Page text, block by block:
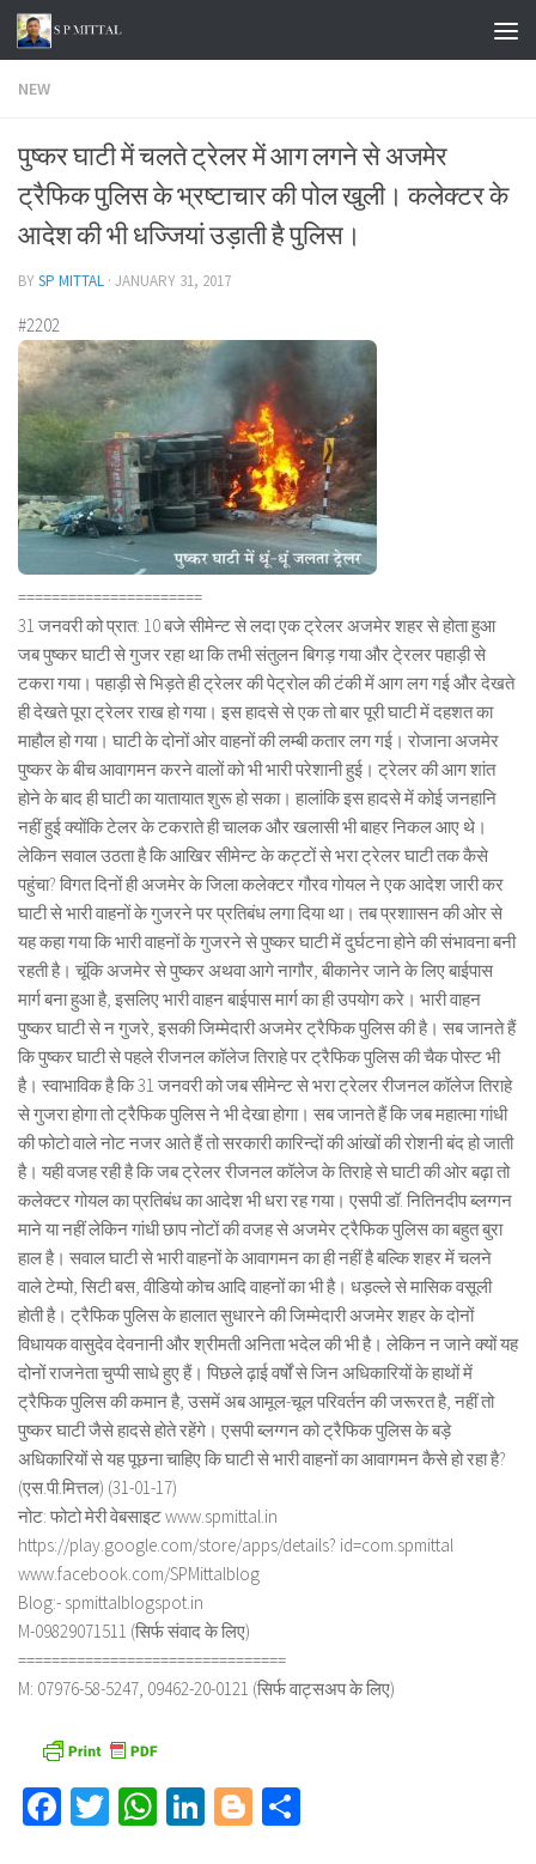
Skip to content
NEW
पुष्कर घाटी में चलते ट्रेलर में आग लगने से अजमेर
ट्रैफिक पुलिस के भ्रष्टाचार की पोल खुली। कलेक्टर के
आदेश की भी धज्जियां उड़ाती है पुलिस।
BYSP MITTAL · JANUARY 31, 2017
#2202
======================
31 जनवरी को प्रात: 10 बजे सीमेन्ट से लदा एक ट्रेलर अजमेर शहर से होता हुआ
जब पुष्कर घाटी से गुजर रहा था कि तभी संतुलन बिगड़ गया और टे्रलर पहाड़ी से
टकरा गया। पहाड़ी से भिड़ते ही ट्रेलर की पेट्रोल की टंकी में आग लग गई और देखते
ही देखते पूरा ट्रेलर राख हो गया। इस हादसे से एक तो बार पूरी घाटी में दहशत का
माहौल हो गया। घाटी के दोनों ओर वाहनों की लम्बी कतार लग गई। रोजाना अजमेर
पुष्कर के बीच आवागमन करने वालों को भी भारी परेशानी हुई। ट्रेलर की आग शांत
होने के बाद ही घाटी का यातायात शुरू हो सका। हालांकि इस हादसे में कोई जनहानि
नहीं हुई क्योंकि टेलर के टकराते ही चालक और खलासी भी बाहर निकल आए थे।
लेकिन सवाल उठता है कि आखिर सीमेन्ट के कट्टों से भरा ट्रेलर घाटी तक कैसे
पहुंचा? विगत दिनों ही अजमेर के जिला कलेक्टर गौरव गोयल ने एक आदेश जारी कर
घाटी से भारी वाहनों के गुजरने पर प्रतिबंध लगा दिया था। तब प्रशाासन की ओर से
यह कहा गया कि भारी वाहनों के गुजरने से पुष्कर घाटी में दुर्घटना होने की संभावना बनी
रहती है। चूंकि अजमेर से पुष्कर अथवा आगे नागौर, बीकानेर जाने के लिए बाईपास
मार्ग बना हुआ है, इसलिए भारी वाहन बाईपास मार्ग का ही उपयोग करे। भारी वाहन
पुष्कर घाटी से न गुजरे, इसकी जिम्मेदारी अजमेर ट्रैफिक पुलिस की है। सब जानते हैं
कि पुष्कर घाटी से पहले रीजनल कॉलेज तिराहे पर ट्रैफिक पुलिस की चैक पोस्ट भी
है। स्वाभाविक है कि 31 जनवरी को जब सीमेन्ट से भरा ट्रेलर रीजनल कॉलेज तिराहे
से गुजरा होगा तो ट्रैफिक पुलिस ने भी देखा होगा। सब जानते हैं कि जब महात्मा गांधी
की फोटो वाले नोट नजर आते हैं तो सरकारी कारिन्दों की आंखों की रोशनी बंद हो जाती
है। यही वजह रही है कि जब ट्रेलर रीजनल कॉलेज के तिराहे से घाटी की ओर बढ़ा तो
कलेक्टर गोयल का प्रतिबंध का आदेश भी धरा रह गया। एसपी डॉ. नितिनदीप ब्लग्गन
माने या नहीं लेकिन गांधी छाप नोटों की वजह से अजमेर ट्रैफिक पुलिस का बहुत बुरा
हाल है। सवाल घाटी से भारी वाहनों के आवागमन का ही नहीं है बल्कि शहर में चलने
वाले टेम्पो, सिटी बस, वीडियो कोच आदि वाहनों का भी है। धड़ल्ले से मासिक वसूली
होती है। ट्रैफिक पुलिस के हालात सुधारने की जिम्मेदारी अजमेर शहर के दोनों
विधायक वासुदेव देवनानी और श्रीमती अनिता भदेल की भी है। लेकिन न जाने क्यों यह
दोनों राजनेता चुप्पी साधे हुए हैं। पिछले ढ़ाई वर्षों से जिन अधिकारियों के हाथों में
ट्रैफिक पुलिस की कमान है, उसमें अब आमूल-चूल परिवर्तन की जरूरत है, नहीं तो
पुष्कर घाटी जैसे हादसे होते रहेंगे। एसपी ब्लग्गन को ट्रैफिक पुलिस के बड़े
अधिकारियों से यह पूछना चाहिए कि घाटी से भारी वाहनों का आवागमन कैसे हो रहा है?
(एस.पी.मित्तल) (31-01-17)
नोट: फोटो मेरी वेबसाइट www.spmittal.in
https://play.google.com/store/apps/details? id=com.spmittal
www.facebook.com/SPMittalblog
Blog:- spmittalblogspot.in
M-09829071511 (सिर्फ संवाद के लिए)
================================
M: 07976-58-5247, 09462-20-0121 (सिर्फ वाट्सअप के लिए)
Facebook
TwitterWhatsApp
LinkedIn
Blogger